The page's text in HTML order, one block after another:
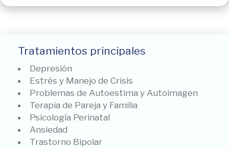
Tratamientos principales
Depresión
Estrés y Manejo de Crisis
Problemas de Autoestima y Autoimagen
Terapia de Pareja y Familia
Psicología Perinatal
Ansiedad
Trastorno Bipolar